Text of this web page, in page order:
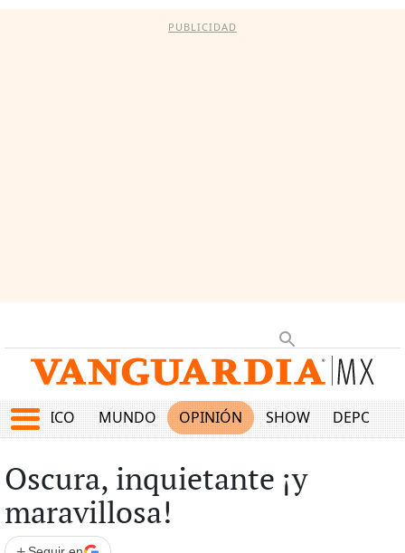
PUBLICIDAD
MÉXICO MUNDO OPINIÓN SHOW
Oscura, inquietante ¡y
maravillosa!